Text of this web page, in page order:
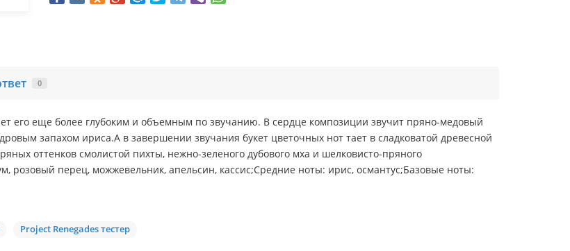
0
его еще более глубоким и объемным по звучанию. В сердце композиции звучит пряно-медовый
запахом ириса.А в завершении звучания букет цветочных нот тает в сладковатой древесной
оттенков смолистой пихты, нежно-зеленого дубового мха и шелковисто-пряного
розовый перец, можжевельник, апельсин, кассис;Средние ноты: ирис, османтус;Базовые ноты:
Project Renegades тестер